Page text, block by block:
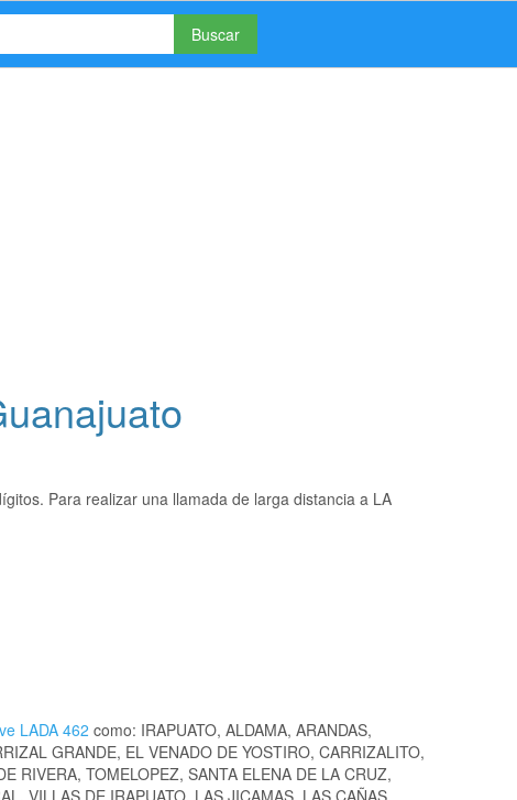
Buscar
Para realizar una llamada de larga distancia a LA
LADA 462 como: IRAPUATO, ALDAMA, ARANDAS,
GRANDE, EL VENADO DE YOSTIRO, CARRIZALITO,
RIVERA, TOMELOPEZ, SANTA ELENA DE LA CRUZ,